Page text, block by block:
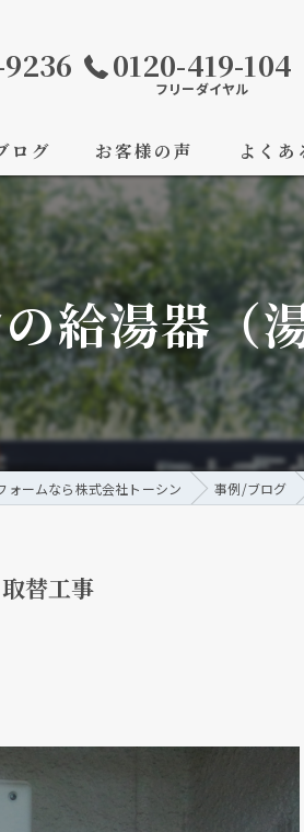
0120-419-104
フリーダイヤル
ログ お客様の声 よくあ
給湯器（
ォームなら株式会社トーシン 事例/ブログ
替工事